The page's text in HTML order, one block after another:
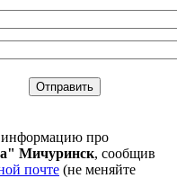
информацию про
Мичуринск, сообщив
почте (не меняйте